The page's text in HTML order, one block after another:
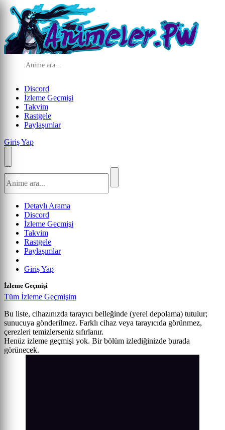
Discord
İzleme Geçmişi
Takvim
Rastgele
Paylaşımlar
Giriş Yap
Detaylı Arama
Discord
İzleme Geçmişi
Takvim
Rastgele
Paylaşımlar
Giriş Yap
İzleme Geçmişi
Tüm İzleme Geçmişim
Bu liste, cihazınızda tarayıcı belleğinde (yerel depolama) tutulur;
sunucuya gönderilmez. Farklı cihaz veya tarayıcıda görünmez,
çerezleri temizlerseniz sıfırlanır.
Henüz izleme geçmişi yok. Bir bölüm izlediğinizde burada
görünecek.